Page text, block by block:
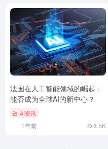
法国在人工智能领域的崛起：
能否成为全球AI的新中心？
AI资讯
1年前 8.5K